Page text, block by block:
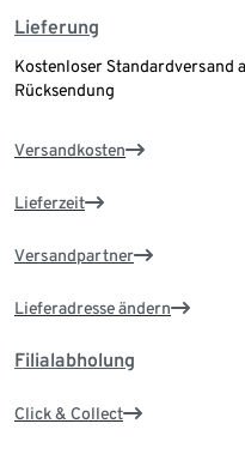
Lieferung
Kostenloser Standardversand
Rücksendung
Versandkosten
Lieferzeit
Versandpartner
Lieferadresse ändern
Filialabholung
Click & Collect